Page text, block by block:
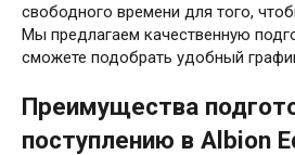
свободного времени для того,
Мы предлагаем качественную
сможете подобрать удобный
Преимущества
поступлению в Albion